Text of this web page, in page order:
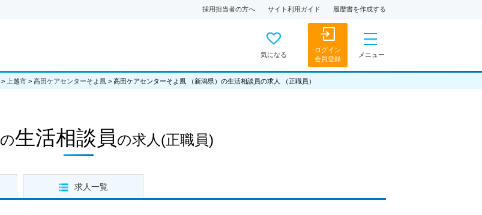
採用担当者の方へ サイト利用ガイド 履歴書を作成する
気になる
ログイン
会員登録
メニュー
> 上越市 > 高田ケアセンターそよ風 > 高田ケアセンターそよ風 （新潟県）の生活相談員の求人 （正職員）
の生活相談員 の求人 (正職員)
求人一覧